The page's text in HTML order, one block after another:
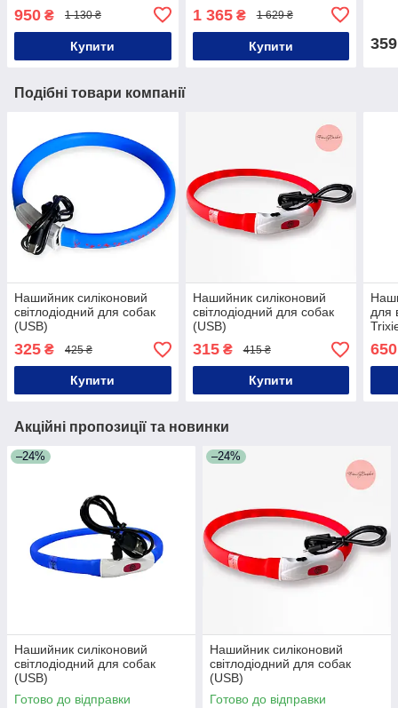
950 ₴ 1 130 ₴
Купити
1 365₴ 1 629 ₴
Купити 359
Подібні товари компанії
Нашийник силіконовий
світлодіодний для собак
(USB)
325 ₴ 425 ₴
Купити
Нашийник силіконовий
світлодіодний для собак
(USB)
315₴ 415 ₴
Купити
для
650
Акційні пропозиції та новинки
–24%
Нашийник силіконовий
світлодіодний для собак
(USB)
Готово до відправки
–24%
Нашийник силіконовий
світлодіодний для собак
(USB)
Готово до відправки